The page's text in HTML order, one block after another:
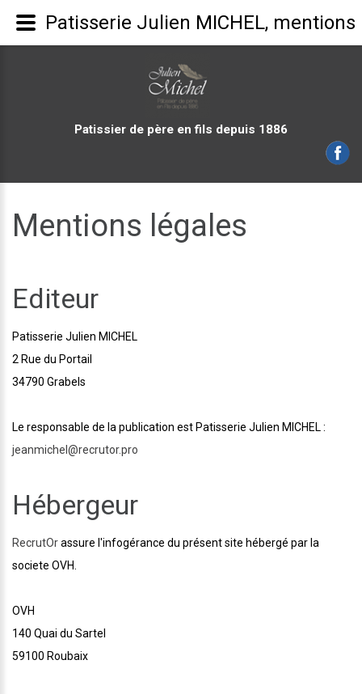
Patissier de père en fils depuis 1886
Mentions légales
Editeur
Patisserie Julien MICHEL
2 Rue du Portail
34790 Grabels
Le responsable de la publication est Patisserie Julien MICHEL :
jeanmichel@recrutor.pro
Hébergeur
RecrutOrassure l'infogérance du présent site hébergé par la
societe OVH.
OVH
140 Quai du Sartel
59100 Roubaix
Patisserie Julien MICHEL, mentions